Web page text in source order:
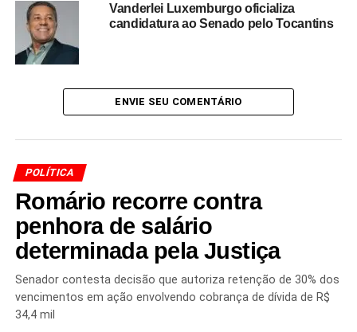
DANOS MORAIS
FUTEBOL BRASILEIRO
JUSTIÇA DE SÃO PAULO
MARCO POLO DEL NERO
PROCESSO CONTRA ROMÁRIO
ROMÁRIO
ROMÁRIO CONDENADO
ROMÁRIO SENADOR
Menino pede revitalização de Salvador durante
evento no Planalto
Vanderlei Luxemburgo oficializa
candidatura ao Senado pelo Tocantins
ENVIE SEU COMENTÁRIO
POLÍTICA
Romário recorre contra
penhora de salário
determinada pela Justiça
Senador contesta decisão que autoriza retenção de 30% dos
vencimentos em ação envolvendo cobrança de dívida de R$
34,4 mil